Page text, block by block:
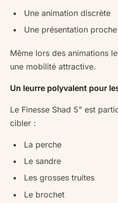
Une animation discrète
Une présentation
Même lors des animations
une mobilité attractive.
Un leurre polyvalent pour
Le Finesse Shad 5" est
cibler :
La perche
Le sandre
Les grosses truites
Le brochet